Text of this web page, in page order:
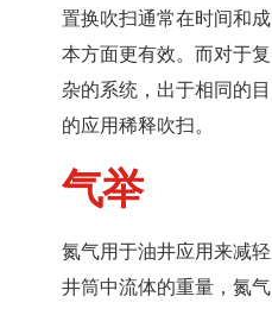
置换吹扫通常在时间和成
本方面更有效。而对于复
杂的系统，出于相同的目
的应用稀释吹扫。
气举
氮气用于油井应用来减轻
井筒中流体的重量，氮气